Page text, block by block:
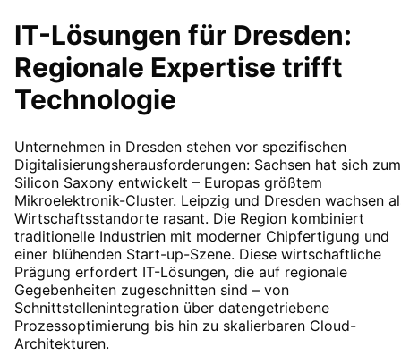
IT-Lösungen für Dresden:
Regionale Expertise trifft
Technologie
Unternehmen in Dresden stehen vor spezifischen
Digitalisierungsherausforderungen: Sachsen hat sich zum
Silicon Saxony entwickelt – Europas größtem
Mikroelektronik-Cluster. Leipzig und Dresden wachsen
Wirtschaftsstandorte rasant. Die Region kombiniert
traditionelle Industrien mit moderner Chipfertigung und
einer blühenden Start-up-Szene. Diese wirtschaftliche
Prägung erfordert IT-Lösungen, die auf regionale
Gegebenheiten zugeschnitten sind – von
Schnittstellenintegration über datengetriebene
Prozessoptimierung bis hin zu skalierbaren Cloud-
Architekturen.